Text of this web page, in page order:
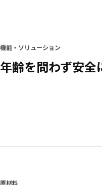
機能・ソリューション
年齢を問わず安全